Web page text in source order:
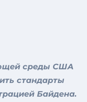
среды США
стандарты
Байдена.